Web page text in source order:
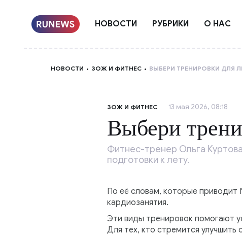
НОВОСТИ РУБРИКИ О НАС
НОВОСТИ ЗОЖ И ФИТНЕС ВЫБЕРИ ТРЕНИРОВКИ ДЛЯ
ЗОЖ И ФИТНЕС 13 мая 2026, 08:18
Выбери
Фитнес-тренер Ольга
подготовки к лету.
По её словам, которые приводит
кардиозанятия.
Эти виды тренировок помогают
Для тех, кто стремится улучшить